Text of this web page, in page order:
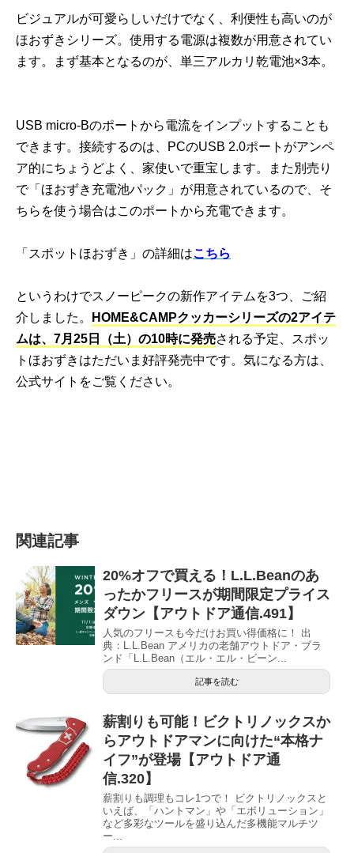
ビジュアルが可愛らしいだけでなく、利便性も高いのが
ほおずきシリーズ。使用する電源は複数が用意されてい
ます。まず基本となるのが、単三アルカリ乾電池×3本。
USB micro-Bのポートから電流をインプットすることも
できます。接続するのは、PCのUSB 2.0ポートがアンペ
ア的にちょうどよく、家使いで重宝します。また別売り
で「ほおずき充電池パック」が用意されているので、そ
ちらを使う場合はこのポートから充電できます。
「スポットほおずき」の詳細はこちら
というわけでスノーピークの新作アイテムを3つ、ご紹
介しました。
HOME&CAMPクッカーシリーズの2アイテ
ムは、7月25日（土）の10時に発売される予定、スポッ
トほおずきはただいま好評発売中です。気になる方は、
公式サイトをご覧ください。
関連記事
20%オフで買える！L.L.Beanのあ
ったかフリースが期間限定プライス
ダウン【アウトドア通信.491】
人気のフリースも今だけお買い得価格に！ 出
典：L.L.Bean アメリカの老舗アウトドア・ブラ
ンド「L.L.Bean（エル・エル・ビーン...
記事を読む
薪割りも可能！ビクトリノックスか
らアウトドアマンに向けた“本格ナ
イフ”が登場【アウトドア通
信.320】
薪割りも調理もコレ1つで！ ビクトリノックスと
いえば、「ハントマン」や「エボリューション」
など多彩なツールを盛り込んだ多機能マルチツ
ー...